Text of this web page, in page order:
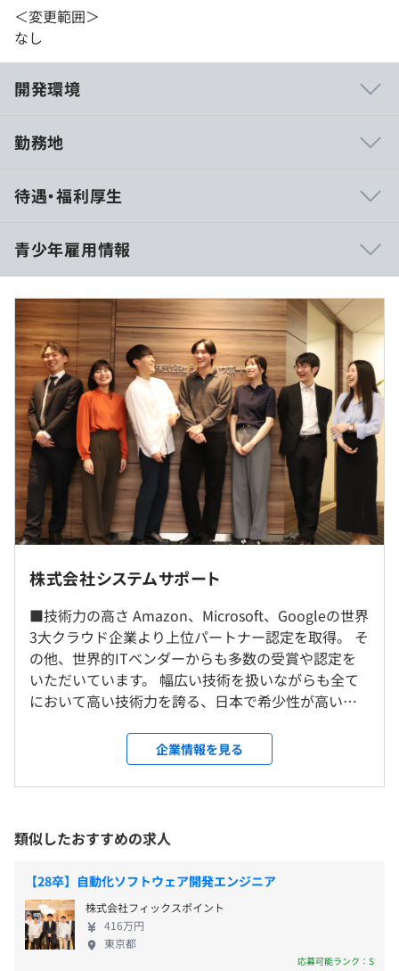
＜変更範囲＞
なし
開発環境
た柔軟に顧客の課題に向き合えます。
コラボし新たなビジネスを展開しています。
・エンドユーザーとの直接取引の割合が高いため、上流工
程から一貫して携わることができます。
顧客から直接「ありがとう」という感謝の言葉をいただく
こともあります。
・ECサイト事業者向け生成AIソリューション
・企業向けAIアシスタントシステム
・クラウド型シフト管理システム
・飲食店向け食材自動発注システム
・POSシステム
・クラウド環境のシステムの運用・監視のための緊急時自
など
◆新入社員の育成コンセプトは、「技術力＋社会人基礎
力」の両立
技術力のみならず、社会人としての基礎力も重視したカリ
エンドユーザーとの距離が近いからこそ、顧客から信頼さ
ビジネススキル研修や各地区・事業部ごとの技術研修を実
●新入社員フォローアップ研修
1年目から3年目まで年に2回実施。 これまでの成功体験や
課題を共有し、同期との親交を深める。
勤務地
Web開催のみとなります
＜雇入時＞
東京オフィス、および自宅
＜変更範囲＞
無し
受動喫煙防止措置に関する事項
・従業員に対する受動喫煙対策：あり
東京メトロ丸の内線「西新宿駅」より徒歩5分
JR・私鉄各線「新宿駅」より徒歩8分
待遇・福利厚生
＜大学院卒＞
基本給:229,300円＋固定時間外手当(10時間分):17,914円＝
計247,214円
＜大学卒＞
基本給:224,300円＋固定時間外手当(10時間分):17,523円＝
計241,823円
＜高専短卒＞
基本給:214,300円＋固定時間外手当(10時間分):16,742円＝
計231,042円
9：00～18：00
フレックスタイム制度あり
休憩時間：休憩時間60分
平均残業時間：月平均7.7時間
完全週休2日制（土・日）、祝日、リフレッシュ休暇、ウ
奨励休暇、看護休暇、介護休暇、特別休暇など
青少年雇用情報
平均勤続年数
6.5年
研修の有無及び内容
＜研修制度＞
●新入社員研修
・入社～1週間（全体集合研修）：全新入社員に対し、ビ
ジネススキル研修を実施。
にて技術研修等を実施。
●新入社員フォローアップ研修
1年目～3年目まで10月・3月の2回実施。 これまでの成功
体験や課題の共有し、同期との親交を深める。
自己啓発支援の有無及びその内容
＜資格取得奨励制度＞
会社が指定した500種類以上の資格について、以下の支援
・資格手当（1つにつき5000円～1.5万円/月）
あり
キャリアコンサルティング制度の有無及びその内容
キャリアコンサルタント資格を持つ社員が、随時社員の相
談に対応しています。
株式会社システムサポート
■技術力の高さ Amazon、Microsoft、Googleの世界
3大クラウド企業より上位パートナー認定を取得。 そ
の他、世界的ITベンダーからも多数の受賞や認定を
いただいています。 幅広い技術を扱いながらも全て
において高い技術力を誇る、日本で希少性が高い企
Year」も受賞し、ラスベガスで表彰いただきまし
では2名、 Google Cloud Partner Top Engineerでは
人ひとりのスキルも高いレベルを誇っています。 高
い技術力を身につけ個人のスキルや市場価値を高め
ることで、顧客への貢献の幅も広がります。 ■自由
度の高さ 親会社を持たない「独立系」だからこそ、
意思決定のスピードが速く、またしがらみなく顧客
の課題に向き合えます。 現在は事業部や拠点を超
え、社内で強みのある部署同士がコラボしビジネス
企業情報を見る
類似したおすすめの求人
【28卒】自動化ソフトウェア開発エンジニア
株式会社フィックスポイント
416万円
東京都
応募可能ランク：S